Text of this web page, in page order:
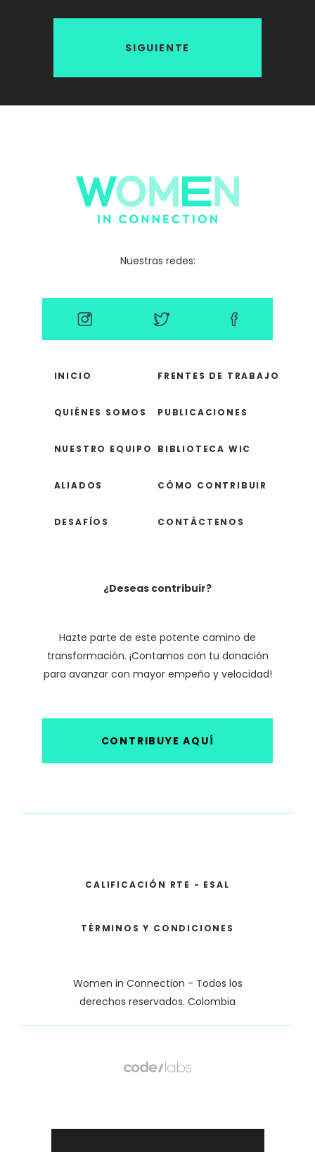
SIGUIENTE
Nuestras redes:
INICIO
QUIÉNES SOMOS
NUESTRO EQUIPO
ALIADOS
DESAFÍOS
FRENTES DE TRABAJO
PUBLICACIONES
BIBLIOTECA WIC
CÓMO CONTRIBUIR
CONTÁCTENOS
¿Deseas contribuir?
Hazte parte de este potente camino de
transformación. ¡Contamos con tu donación
para avanzar con mayor empeño y velocidad!
CONTRIBUYE AQUÍ
Women in Connection - Todos los
derechos reservados. Colombia
TÉRMINOS Y CONDICIONES
CALIFICACIÓN RTE - ESAL